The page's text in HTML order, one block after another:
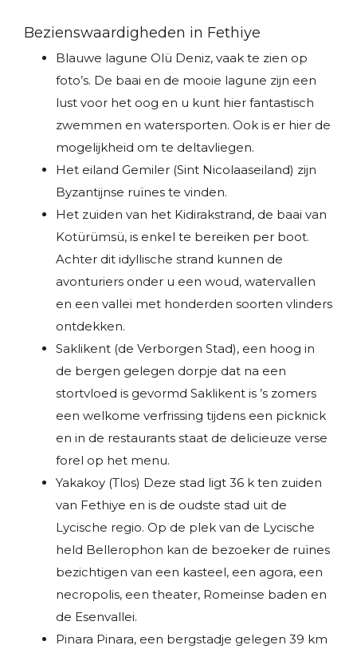
Bezienswaardigheden in Fethiye
Blauwe lagune Olü Deniz, vaak te zien op
foto’s. De baai en de mooie lagune zijn een
lust voor het oog en u kunt hier fantastisch
zwemmen en watersporten. Ook is er hier de
mogelijkheid om te deltavliegen.
Het eiland Gemiler (Sint Nicolaaseiland) zijn
Byzantijnse ruïnes te vinden.
Het zuiden van het Kidirakstrand, de baai van
Kotürümsü, is enkel te bereiken per boot.
Achter dit idyllische strand kunnen de
avonturiers onder u een woud, watervallen
en een vallei met honderden soorten vlinders
ontdekken.
Saklikent (de Verborgen Stad), een hoog in
de bergen gelegen dorpje dat na een
stortvloed is gevormd Saklikent is ’s zomers
een welkome verfrissing tijdens een picknick
en in de restaurants staat de delicieuze verse
forel op het menu.
Yakakoy (Tlos) Deze stad ligt 36 k ten zuiden
van Fethiye en is de oudste stad uit de
Lycische regio. Op de plek van de Lycische
held Bellerophon kan de bezoeker de ruïnes
bezichtigen van een kasteel, een agora, een
necropolis, een theater, Romeinse baden en
de Esenvallei.
Pinara Pinara, een bergstadje gelegen 39 km